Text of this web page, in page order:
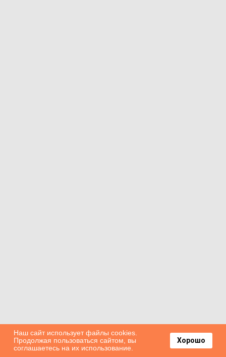
Наш сайт использует файлы cookies.
Продолжая пользоваться сайтом, вы
соглашаетесь на их использование.
Хорошо